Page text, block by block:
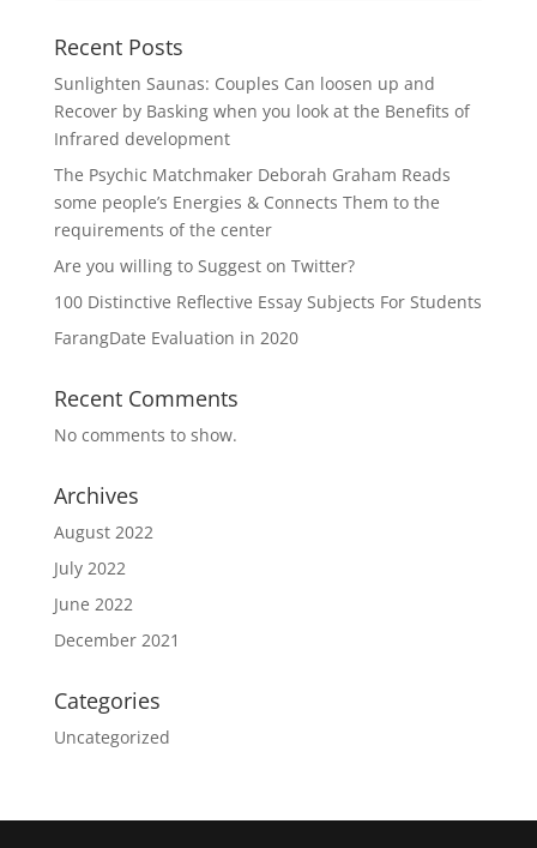
Recent Posts
Sunlighten Saunas: Couples Can loosen up and
Recover by Basking when you look at the Benefits of
Infrared development
The Psychic Matchmaker Deborah Graham Reads
some people’s Energies & Connects Them to the
requirements of the center
Are you willing to Suggest on Twitter?
100 Distinctive Reflective Essay Subjects For Students
FarangDate Evaluation in 2020
Recent Comments
No comments to show.
Archives
August 2022
July 2022
June 2022
December 2021
Categories
Uncategorized